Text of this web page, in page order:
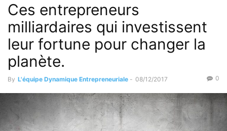
Les qualités de l'entrepreneur
Ces entrepreneurs
milliardaires qui investissent
leur fortune pour changer la
planète.
By L'équipe Dynamique Entrepreneuriale - 08/12/2017 0